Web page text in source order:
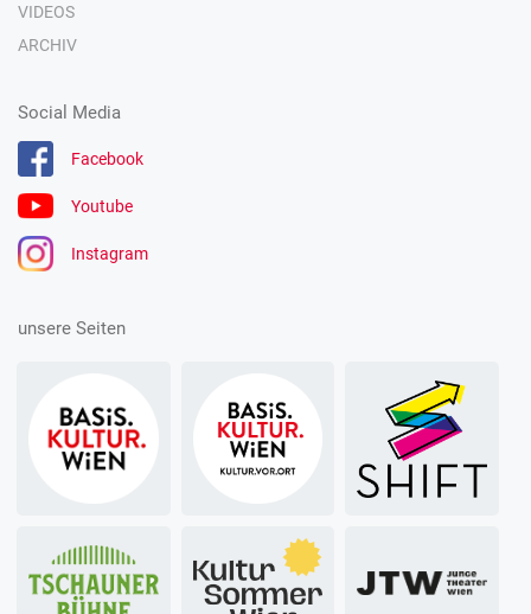
VIDEOS
ARCHIV
Social Media
Facebook
Youtube
Instagram
unsere Seiten